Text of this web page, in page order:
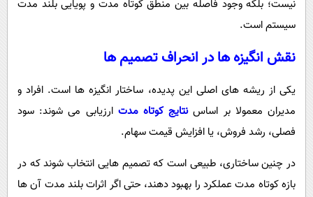
نیست؛ بلکه وجود فاصله بین منطق کوتاه مدت و پویایی بلند مدت
سیستم است.
نقش انگیزه ها در انحراف تصمیم ها
یکی از ریشه های اصلی این پدیده، ساختار انگیزه ها است. افراد و
مدیران معمولا بر اساسنتایج کوتاه مدت ارزیابی می شوند: سود
فصلی، رشد فروش، یا افزایش قیمت سهام.
در چنین ساختاری، طبیعی است که تصمیم هایی انتخاب شوند که در
بازه کوتاه مدت عملکرد را بهبود دهند، حتی اگر اثرات بلند مدت آن ها